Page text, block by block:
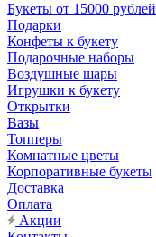
Букеты от 15000 рублей
Подарки
Конфеты к букету
Подарочные наборы
Воздушные шары
Игрушки к букету
Открытки
Вазы
Топперы
Комнатные цветы
Корпоративные букеты
Доставка
Оплата
Акции